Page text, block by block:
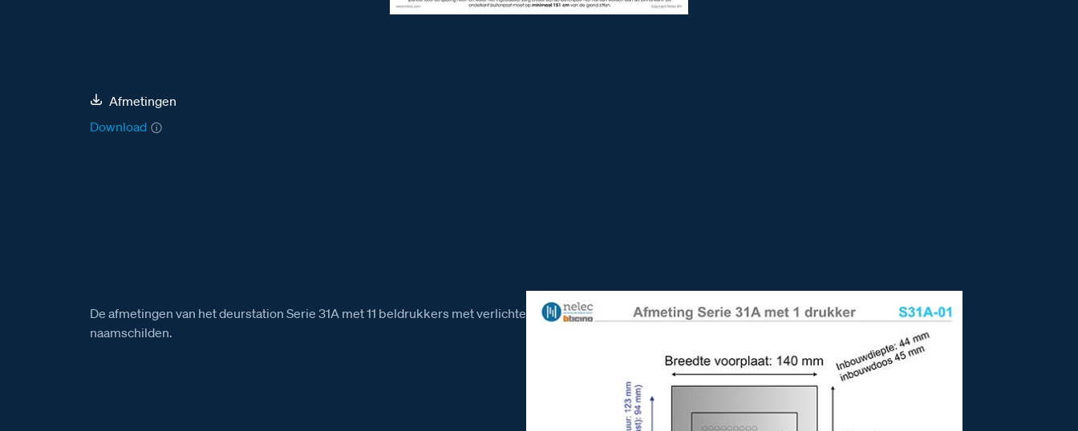
Afmetingen
Download
De afmetingen van het deurstation Serie 31A met 11 beldrukkers met verlichte
naamschilden.